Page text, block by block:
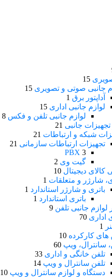
15
جانبی صوتی و تصویری 15
آداپتور برق 1
لوازم جانبی اداری 15
لوازم جانبی تلفن و فکس 8
تجهیزات جانبی 21
شبکه و ارتباطات 21
تجهیزات ارتباطات سازمانی 21
PBX 3
گیت وی 2
کالای دیجیتال 10
شارژر و متعلقات 1
باتری و شارژر استاندارد 1
باتری استاندارد 1
لوازم جانبی تلفن 9
اداری 70
1
های کارکرده 10
سانترال، ویپ 60
تلفن خانگی و اداری 33
تلفن سانترال و ویپ 14
دستگاه و لوازم سانترال و ویپ 10